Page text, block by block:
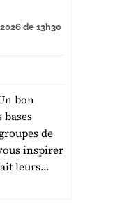
bon
bases
de
inspirer
leurs...